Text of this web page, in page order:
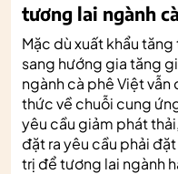
tương lai ngành
Mặc dù xuất khẩu
sang hướng gia tăng
ngành cà phê Việt
thức về chuỗi cung
yêu cầu giảm phát
đặt ra yêu cầu phải
trị để tương lai ngành